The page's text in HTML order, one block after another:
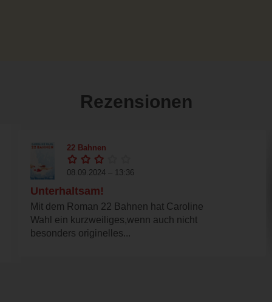
Rezensionen
22 Bahnen
08.09.2024 – 13:36
Unterhaltsam!
Mit dem Roman 22 Bahnen hat Caroline
Wahl ein kurzweiliges,wenn auch nicht
besonders originelles...